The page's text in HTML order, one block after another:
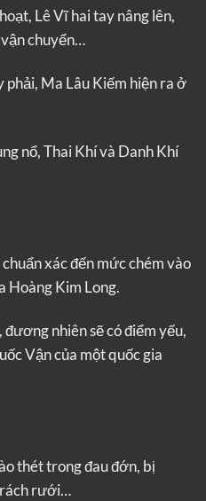
Lê Vĩ hai tay nâng lên,
chuyển…
phải, Ma Lâu Kiếm hiện ra ở
nổ, Thai Khí và Danh Khí
xác đến mức chém vào
Hoàng Kim Long.
nhiên sẽ có điểm yếu,
Vận của một quốc gia
thét trong đau đớn, bị
rách rưới…